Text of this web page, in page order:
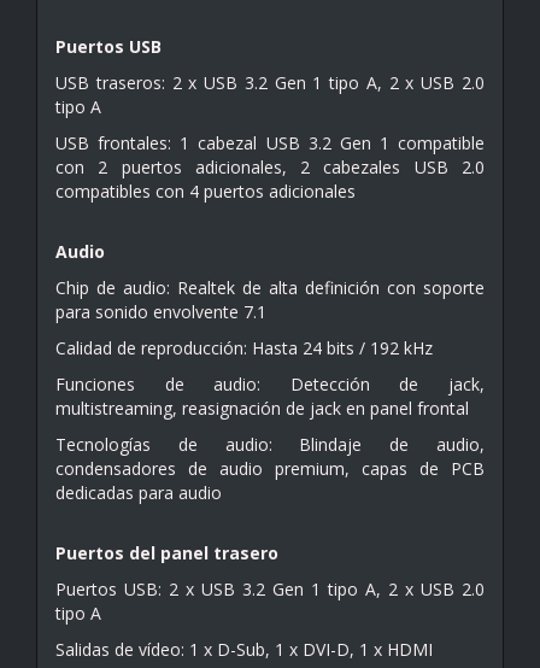
Puertos USB
USB traseros: 2 x USB 3.2 Gen 1 tipo A, 2 x USB 2.0
tipo A
USB frontales: 1 cabezal USB 3.2 Gen 1 compatible
con 2 puertos adicionales, 2 cabezales USB 2.0
compatibles con 4 puertos adicionales
Audio
Chip de audio: Realtek de alta definición con soporte
para sonido envolvente 7.1
Calidad de reproducción: Hasta 24 bits / 192 kHz
Funciones de audio: Detección de jack,
multistreaming, reasignación de jack en panel frontal
Tecnologías de audio: Blindaje de audio,
condensadores de audio premium, capas de PCB
dedicadas para audio
Puertos del panel trasero
Puertos USB: 2 x USB 3.2 Gen 1 tipo A, 2 x USB 2.0
tipo A
Salidas de vídeo: 1 x D-Sub, 1 x DVI-D, 1 x HDMI